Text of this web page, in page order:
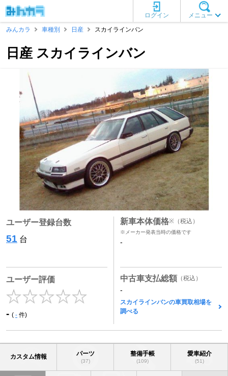
メニュー
ログイン
みんカラ
車種別 日産 スカイラインバン
日産 スカイラインバン
ユーザー登録台数
51 台
ユーザー評価
- ( - 件)
新車本体価格※ （税込）
※メーカー発表当時の価格です
-
中古車支払総額 （税込）
-
スカイラインバンの車買取相場を
調べる
カスタム情報 パーツ
(37)
整備手帳
(109)
愛車紹介
(51)